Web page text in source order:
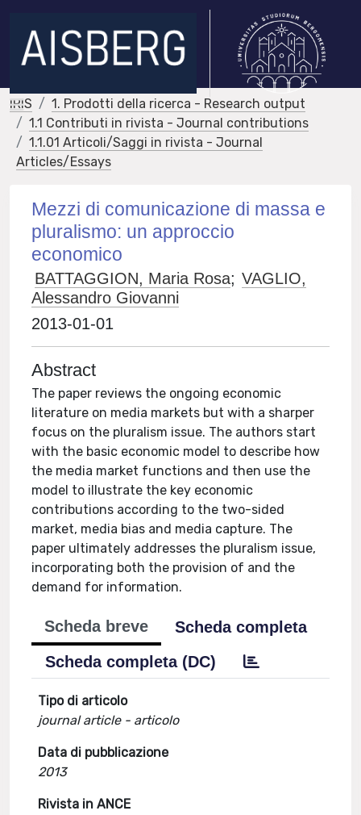
IRIS
1. Prodotti della ricerca - Research output
1.1 Contributi in rivista - Journal contributions
1.1.01 Articoli/Saggi in rivista - Journal
Articles/Essays
Mezzi di comunicazione di massa e
pluralismo: un approccio
economico
BATTAGGION, Maria Rosa; VAGLIO,
Alessandro Giovanni
2013-01-01
Abstract
The paper reviews the ongoing economic
literature on media markets but with a sharper
focus on the pluralism issue. The authors start
with the basic economic model to describe how
the media market functions and then use the
model to illustrate the key economic
contributions according to the two-sided
market, media bias and media capture. The
paper ultimately addresses the pluralism issue,
incorporating both the provision of and the
demand for information.
Scheda breve
Scheda completa
Scheda completa (DC)
Tipo di articolo
journal article - articolo
Data di pubblicazione
2013
Rivista in ANCE